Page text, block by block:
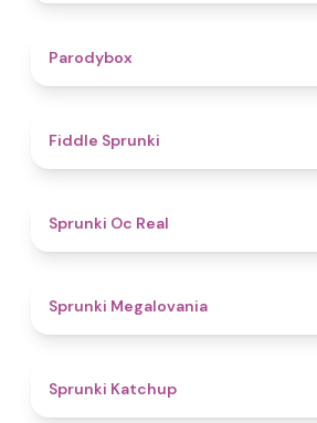
Parodybox
Fiddle Sprunki
Sprunki Oc Real
Sprunki Megalovania
Sprunki Katchup